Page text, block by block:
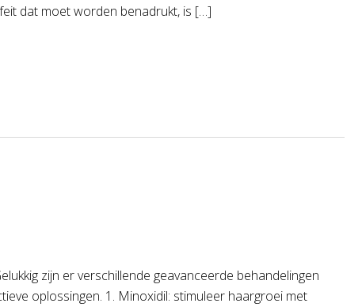
dat moet worden benadrukt, is […]
zijn er verschillende geavanceerde behandelingen
oplossingen. 1. Minoxidil: stimuleer haargroei met